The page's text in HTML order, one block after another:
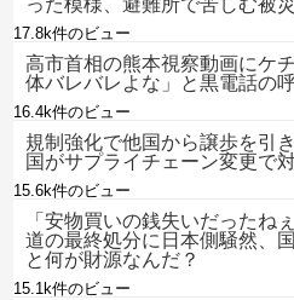
った模様、避難所で苦しむ被
17.8k件のビュー
高市首相の熊本視察動画にケ
体バレバレよな」と黒電話の
16.4k件のビュー
規制強化で他国から譲歩を引
国がサプライチェーン変更で
15.6k件のビュー
「安物買いの銭失いだったね
道の最終処分に日本側騒然、
と何が財源なんだ？
15.1k件のビュー